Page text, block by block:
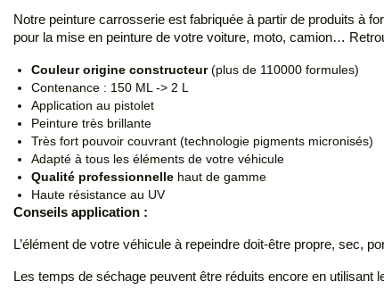
Notre peinture carrosserie est fabriquée à partir de produits à
pour la mise en peinture de votre voiture, moto, camion…
Couleur origine constructeur(plus de 110000 formules)
Contenance : 150 ML -> 2 L
Application au pistolet
Peinture très brillante
Très fort pouvoir couvrant (technologie pigments micronisés)
Adapté à tous les éléments de votre véhicule
Qualité professionnelle haut de gamme
Haute résistance au UV
Conseils application :
L’élément de votre véhicule à repeindre doit-être propre, sec,
Les temps de séchage peuvent être réduits encore en utilisant